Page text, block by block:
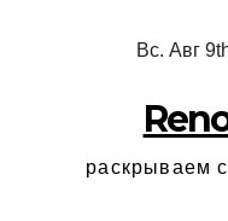
Вс. Авг
раскрываем